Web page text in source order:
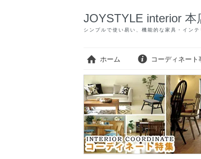
JOYSTYLE interior 本
シンプルで使い易い、機能的な家具・イン
ホーム コーディネート